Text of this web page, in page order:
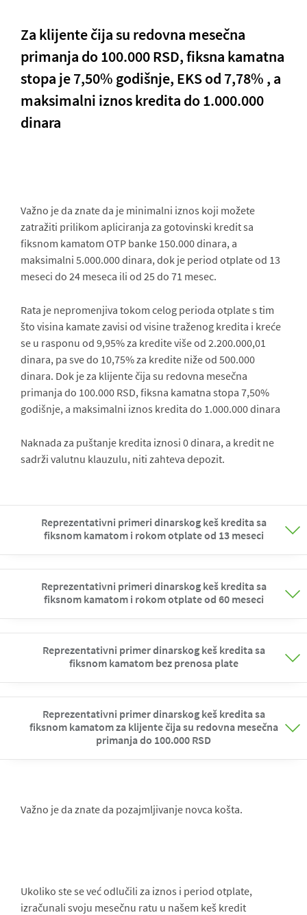
Za klijente čija su redovna mesečna
primanja do 100.000 RSD, fiksna kamatna
stopa je 7,50% godišnje, EKS od 7,78% , a
maksimalni iznos kredita do 1.000.000
dinara
Važno je da znate da je minimalni iznos koji možete
zatražiti prilikom apliciranja za gotovinski kredit sa
fiksnom kamatom OTP banke 150.000 dinara, a
maksimalni 5.000.000 dinara, dok je period otplate od 13
meseci do 24 meseca ili od 25 do 71 mesec.
Rata je nepromenjiva tokom celog perioda otplate s tim
što visina kamate zavisi od visine traženog kredita i kreće
se u rasponu od 9,95% za kredite više od 2.200.000,01
dinara, pa sve do 10,75% za kredite niže od 500.000
dinara. Dok je za klijente čija su redovna mesečna
primanja do 100.000 RSD, fiksna kamatna stopa 7,50%
godišnje, a maksimalni iznos kredita do 1.000.000 dinara
Naknada za puštanje kredita iznosi 0 dinara, a kredit ne
sadrži valutnu klauzulu, niti zahteva depozit.
Reprezentativni primeri dinarskog keš kredita sa
fiksnom kamatom i rokom otplate od 13 meseci
Reprezentativni primeri dinarskog keš kredita sa
fiksnom kamatom i rokom otplate od 60 meseci
Reprezentativni primer dinarskog keš kredita sa
fiksnom kamatom bez prenosa plate
Reprezentativni primer dinarskog keš kredita sa
fiksnom kamatom za klijente čija su redovna mesečna
primanja do 100.000 RSD
Važno je da znate da pozajmljivanje novca košta.
Ukoliko ste se već odlučili za iznos i period otplate,
izračunali svoju mesečnu ratu u našem keš kredit